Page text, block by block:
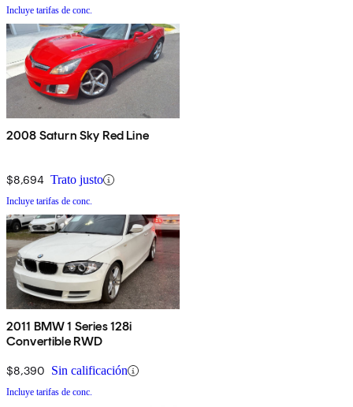
Incluye tarifas de conc.
2008 Saturn Sky Red Line
$8,694 Trato justo
Incluye tarifas de conc.
2011 BMW 1 Series 128i
Convertible RWD
$8,390 Sin calificación
Incluye tarifas de conc.